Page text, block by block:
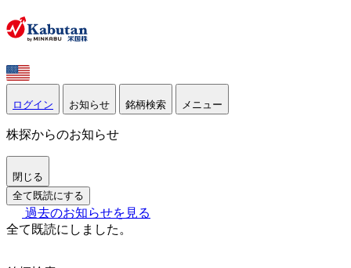
ログイン お知らせ 銘柄検索 メニュー
株探からのお知らせ
閉じる
全て既読にする
過去のお知らせを見る
全て既読にしました。